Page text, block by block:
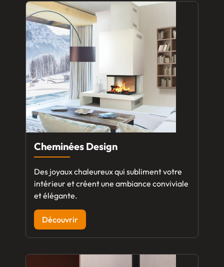
Cheminées Design
Des joyaux chaleureux qui subliment votre
intérieur et créent une ambiance conviviale
et élégante.
Découvrir